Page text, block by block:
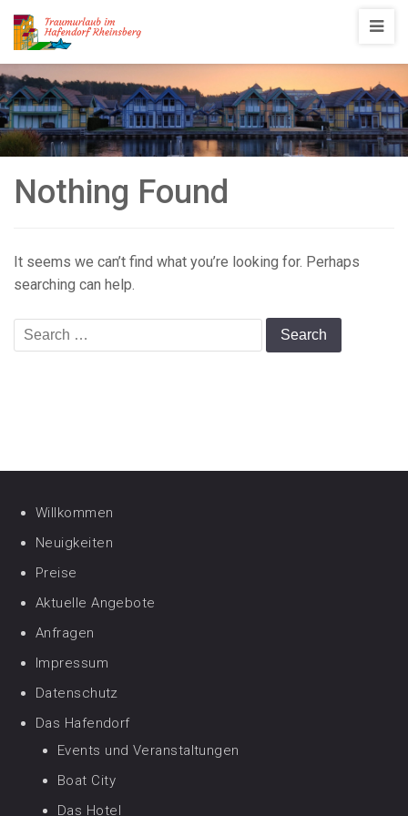
Traumurlaub
im
Hafendorf
Rheinsberg
Nothing Found
It seems we can’t find what you’re looking for. Perhaps
searching can help.
Search
for:
Willkommen
Neuigkeiten
Preise
Aktuelle Angebote
Anfragen
Impressum
Datenschutz
Das Hafendorf
Events und Veranstaltungen
Boat City
Das Hotel